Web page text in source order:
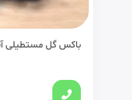
باکس گل مستطیلی